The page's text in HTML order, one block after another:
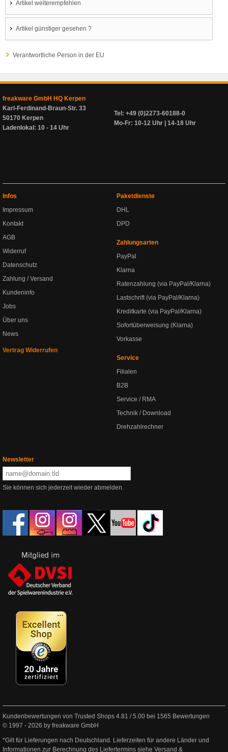
Artikel weiterempfehlen
Artikel günstiger gesehen ?
Verantwortliche Person in der EU
freakware GmbH HQ Kerpen
Karl-Ferdinand-Braun-Str. 33
50170 Kerpen
Ladenlokal: 10 - 14 Uhr
Tel: +49 (0)2273-60188-0
Mo-Fr: 10-12 Uhr | 14-18 Uhr
Infos
Impressum
Kontakt
AGB
Widerruf
Datenschutz
Zahlung / Versand
Kundeninfo
Jobs
Über uns
News
Vertrag Widerrufen
Paketdienste
DHL
DPD
Zahlungsarten
PayPal
Klarna
Ratenzahlung (via PayPal/Klarna)
Lastschrift (via PayPal/Klarna)
Kreditkarte (via PayPal/Klarna)
Sofortüberweisung (Klarna)
Vorkasse
Service
Filialen
B2B
Service / RMA
Technik / Download
Drehzahlrechner
Newsletter
Sie können sich jederzeit wieder abmelden.
Kundenbewertungen von Trusted Shops 4.81 /5.00 bei 1565 Bewertungen
© 1997 - 2026 by freakware GmbH
*Gilt für Lieferungen nach Deutschland. Lieferzeiten für andere Länder und
Informationen zur Berechnung des Liefertermins siehe Versand &